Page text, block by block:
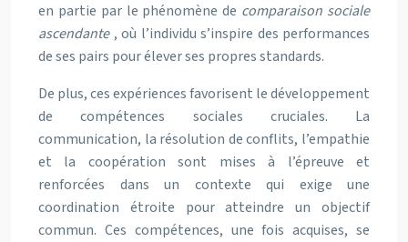
en partie par le phénomène de comparaison sociale
ascendante , où l’individu s’inspire des performances
de ses pairs pour élever ses propres standards.
De plus, ces expériences favorisent le développement
de compétences sociales cruciales. La
communication, la résolution de conflits, l’empathie
et la coopération sont mises à l’épreuve et
renforcées dans un contexte qui exige une
coordination étroite pour atteindre un objectif
commun. Ces compétences, une fois acquises, se